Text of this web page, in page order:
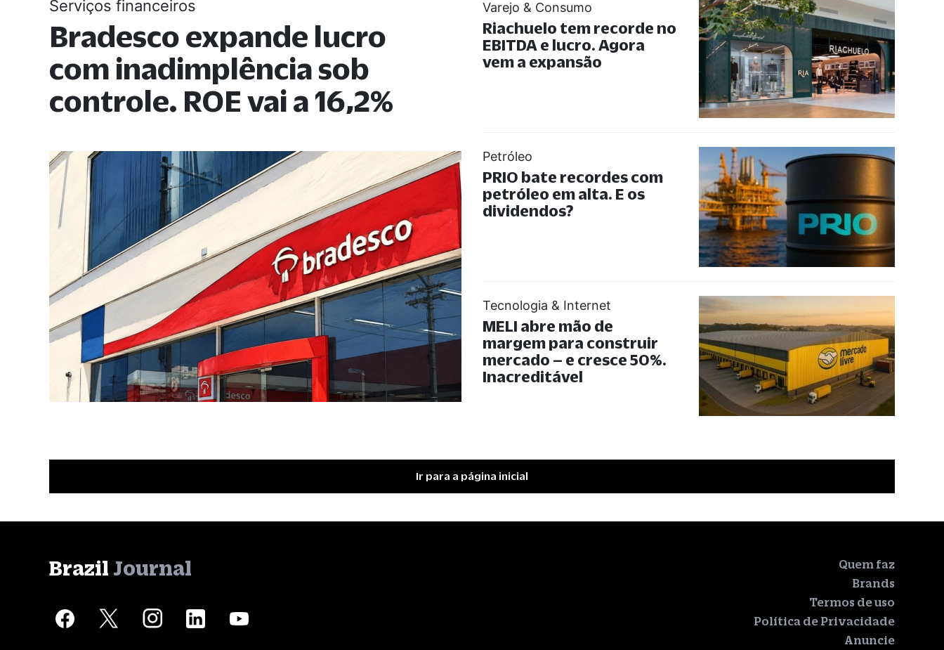
Serviços financeiros
Bradesco expande lucro
com inadimplência sob
controle. ROE vai a 16,2%
Varejo & Consumo
Riachuelo tem recorde no
EBITDA e lucro. Agora
vem a expansão
Petróleo
PRIO bate recordes com
petróleo em alta. E os
dividendos?
Tecnologia & Internet
MELI abre mão de
margem para construir
mercado – e cresce 50%.
Inacreditável
Ir para a página inicial
Brazil Journal
Quem faz
Brands
Termos de uso
Política de Privacidade
Anuncie